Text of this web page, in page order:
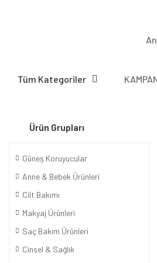
Tüm Kategoriler
Ürün Grupları
Güneş Koruyucular
Anne & Bebek Ürünleri
Cilt Bakımı
Makyaj Ürünleri
Saç Bakım Ürünleri
Cinsel & Sağlık